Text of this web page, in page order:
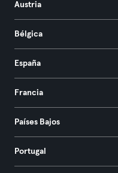
Austria
Bélgica
España
Francia
Países Bajos
Portugal